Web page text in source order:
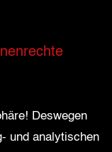
Deswegen
und analytischen
Felder